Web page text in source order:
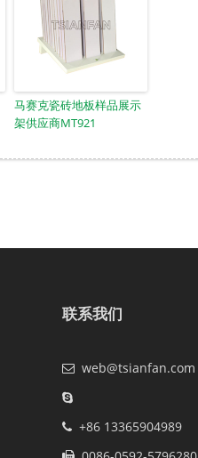
马赛克瓷砖地板样品展示
架供应商MT921
联系我们
web@tsianfan.com
+86 13365904989